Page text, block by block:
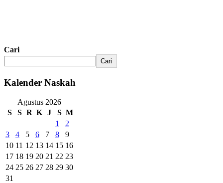
Cari
Cari
Kalender Naskah
Agustus 2026
S
S R K J S M
1
2
3
4 5 6 7 8
9
10 11 12 13 14 15 16
17 18 19 20 21 22 23
24 25 26 27 28 29 30
31